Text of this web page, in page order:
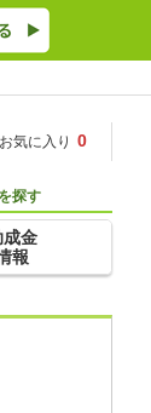
お気に入り 0
探す
成金
報